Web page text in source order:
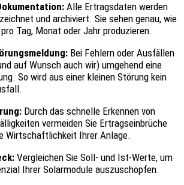
Alle Ertragsdaten werden
und archiviert. Sie sehen genau, wie
Tag, Monat oder Jahr produzieren.
Bei Fehlern oder Ausfällen
auf Wunsch auch wir) umgehend eine
So wird aus einer kleinen Störung kein
Durch das schnelle Erkennen von
vermeiden Sie Ertragseinbrüche
Wirtschaftlichkeit Ihrer Anlage.
Vergleichen Sie Soll- und Ist-Werte, um
Ihrer Solarmodule auszuschöpfen.